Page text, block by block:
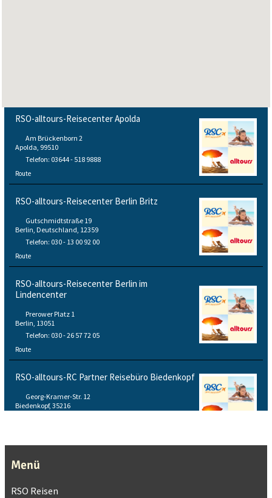
RSO-alltours-Reisecenter Apolda
Am Brückenborn 2
Apolda, 99510
Telefon: 03644 - 518 9888
Route
RSO-alltours-Reisecenter Berlin Britz
Gutschmidtstraße 19
Berlin, Deutschland, 12359
Telefon: 030 - 13 00 92 00
Route
RSO-alltours-Reisecenter Berlin im
Lindencenter
Prerower Platz 1
Berlin, 13051
Telefon: 030 - 26 57 72 05
Route
RSO-alltours-RC Partner Reisebüro Biedenkopf
Georg-Kramer-Str. 12
Biedenkopf, 35216
RSO-alltours-Reisecenter Bochum
Bochum, 44866
Menü
RSO Reisen